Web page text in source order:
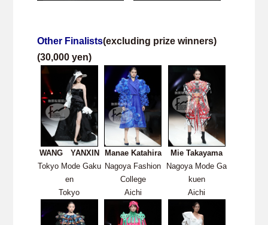
Other Finalists(excluding prize winners)
(30,000 yen)
WANG YANXIN
Tokyo Mode Gaku
en
Tokyo
Manae Katahira
Nagoya Fashion
College
Aichi
Mie Takayama
Nagoya Mode Ga
kuen
Aichi